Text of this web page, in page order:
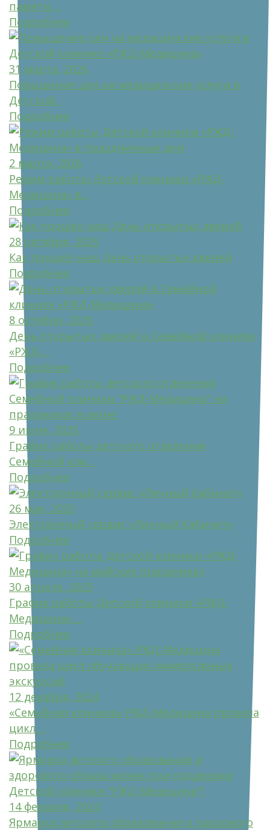
памяти ...
Подробнее
31 марта, 2026
Повышение цен на медицинские услуги в
Детской...
Подробнее
2 марта, 2026
Режим работы Детской клиники «РЖД-
Медицина» в...
Подробнее
28 октября, 2025
Как прошёл наш День открытых дверей
Подробнее
8 октября, 2025
День открытых дверей в Семейной клинике
«РЖД-...
Подробнее
9 июня, 2025
График работы детского отделения
Семейной кли...
Подробнее
26 мая, 2025
Электронный сервис «Личный Кабинет»
Подробнее
30 апреля, 2025
График работы Детской клиники «РЖД-
Медицина» ...
Подробнее
12 декабря, 2024
«Семейная клиника» РЖД-Медицина провела
цикл ...
Подробнее
14 февраля, 2024
Ярмарка детского образования и здорового